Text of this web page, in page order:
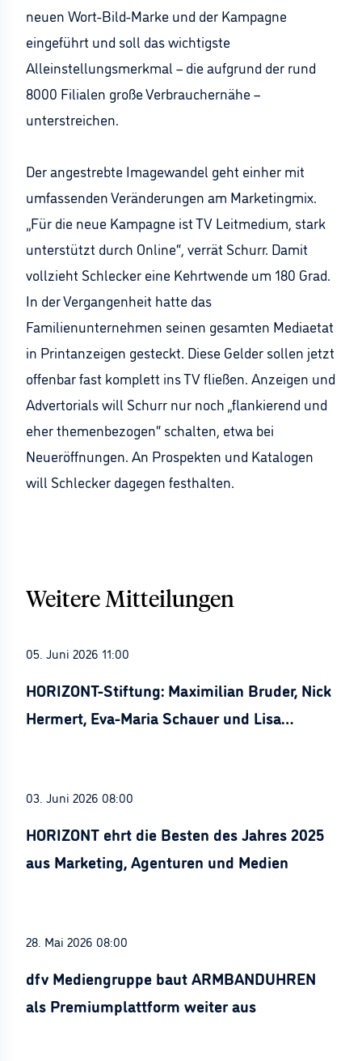
neuen Wort-Bild-Marke und der Kampagne
eingeführt und soll das wichtigste
Alleinstellungsmerkmal – die aufgrund der rund
8000 Filialen große Verbrauchernähe –
unterstreichen.
Der angestrebte Imagewandel geht einher mit
umfassenden Veränderungen am Marketingmix.
„Für die neue Kampagne ist TV Leitmedium, stark
unterstützt durch Online“, verrät Schurr. Damit
vollzieht Schlecker eine Kehrtwende um 180 Grad.
In der Vergangenheit hatte das
Familienunternehmen seinen gesamten Mediaetat
in Printanzeigen gesteckt. Diese Gelder sollen jetzt
offenbar fast komplett ins TV fließen. Anzeigen und
Advertorials will Schurr nur noch „flankierend und
eher themenbezogen“ schalten, etwa bei
Neueröffnungen. An Prospekten und Katalogen
will Schlecker dagegen festhalten.
Weitere Mitteilungen
05. Juni 2026 11:00
HORIZONT-Stiftung: Maximilian Bruder, Nick
Hermert, Eva-Maria Schauer und Lisa
03. Juni 2026 08:00
HORIZONT ehrt die Besten des Jahres 2025
aus Marketing, Agenturen und Medien
28. Mai 2026 08:00
dfv Mediengruppe baut ARMBANDUHREN
als Premiumplattform weiter aus